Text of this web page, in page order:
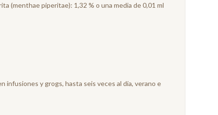
(menthae piperitae): 1,32 % o una media de 0,01 ml
infusiones y grogs, hasta seis veces al día, verano e